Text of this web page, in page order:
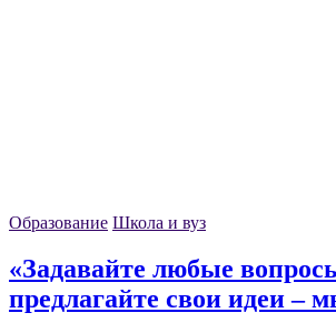
Образование Школа и вуз
«Задавайте любые
предлагайте свои идеи –